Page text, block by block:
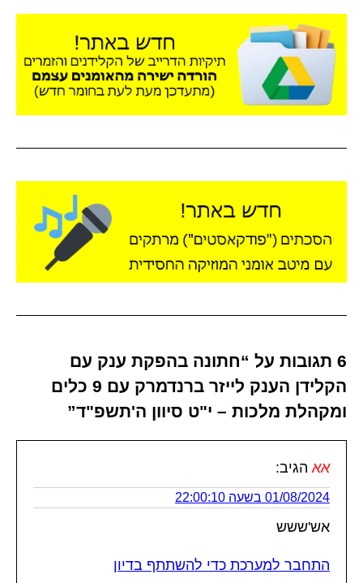
6 תגובות על “חתונה בהפקת ענק עם
הקלידן הענק לייזר ברנדמרק עם 9 כלים
ומקהלת מלכות – י"ט סיוון ה'תשפ"ד”
אא הגיב:
01/08/2024 בשעה 22:00:10
אש'ששש
התחבר למערכת כדי להשתתף בדיון